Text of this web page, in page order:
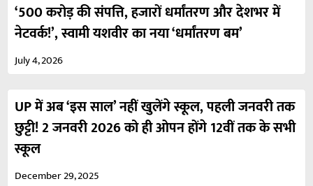
‘500 करोड़ की संपत्ति, हजारों धर्मांतरण और देशभर में
नेटवर्क!’, स्वामी यशवीर का नया ‘धर्मांतरण बम’
July 4, 2026
UP में अब ‘इस साल’ नहीं खुलेंगे स्कूल, पहली जनवरी तक
छुट्टी! 2 जनवरी 2026 को ही ओपन होंगे 12वीं तक के सभी
स्कूल
December 29, 2025